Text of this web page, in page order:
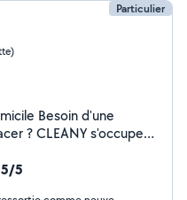
Particulier
5